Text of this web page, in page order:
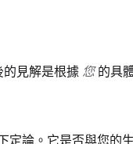
的見解是根據 您的具
論。它是否與您的